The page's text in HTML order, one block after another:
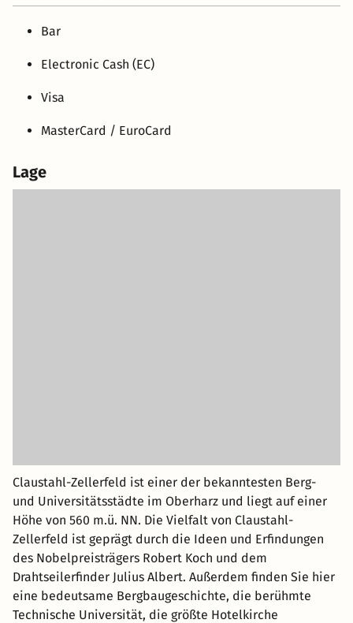
Bar
Electronic Cash (EC)
Visa
MasterCard / EuroCard
Lage
Claustahl-Zellerfeld ist einer der bekanntesten Berg-
und Universitätsstädte im Oberharz und liegt auf einer
Höhe von 560 m.ü. NN. Die Vielfalt von Claustahl-
Zellerfeld ist geprägt durch die Ideen und Erfindungen
des Nobelpreisträgers Robert Koch und dem
Drahtseilerfinder Julius Albert. Außerdem finden Sie hier
eine bedeutsame Bergbaugeschichte, die berühmte
Technische Universität, die größte Hotelkirche